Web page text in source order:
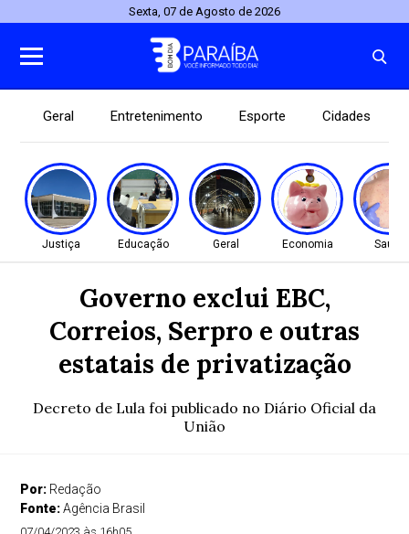
Sexta, 07 de Agosto de 2026
Geral Entretenimento Esporte Cidades
Justiça Educação Geral Economia Saúde
Governo exclui EBC,
Correios, Serpro e outras
estatais de privatização
Decreto de Lula foi publicado no Diário Oficial da
União
Por: Redação
Fonte:Agência Brasil